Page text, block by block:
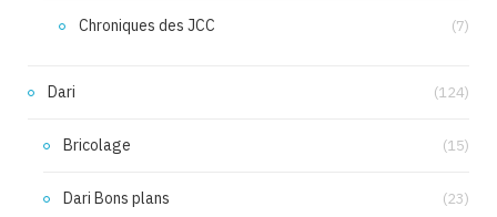
Chroniques des JCC (7)
Dari (124)
Bricolage (15)
Dari Bons plans (23)